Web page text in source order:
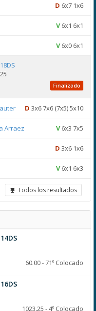
D 6x7 1x6
V6x1 6x1
V6x0 6x1
Finalizado
D 3x6 7x6 (7x5) 5x10
Arraez V6x3 7x5
D 3x6 1x6
V6x1 6x3
Todos los resultados
60.00 - 71º Colocado
1023.25 - 4º Colocado